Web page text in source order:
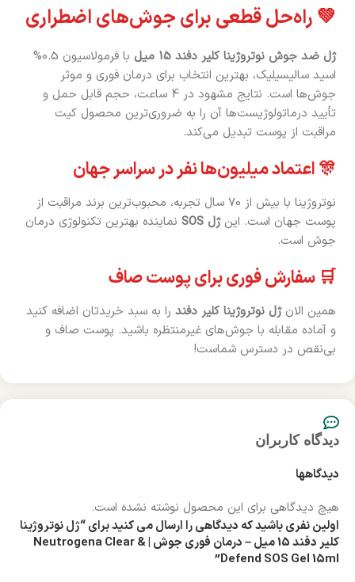
💚 راه‌حل قطعی برای جوش‌های اضطراری
ژل ضد جوش نوتروژینا کلیر دفند 15 میل
با فرمولاسیون 0.5%
اسید سالیسیلیک، بهترین انتخاب برای درمان فوری و موثر
جوش‌ها است. نتایج مشهود در 4 ساعت، حجم قابل حمل و
تأیید درماتولوژیست‌ها آن را به ضروری‌ترین محصول کیت
مراقبت از پوست تبدیل می‌کند.
🎊 اعتماد میلیون‌ها نفر در سراسر جهان
نوتروژینا با بیش از 70 سال تجربه، محبوب‌ترین برند مراقبت از
پوست جهان است. اینژل SOS
نماینده بهترین تکنولوژی درمان
جوش است.
🛒 سفارش فوری برای پوست صاف
همین الانژل نوتروژینا کلیر دفند را به سبد خریدتان اضافه کنید
و آماده مقابله با جوش‌های غیرمنتظره باشید. پوست صاف و
بی‌نقص در دسترس شماست!
دیدگاه کاربران
دیدگاهها
هیچ دیدگاهی برای این محصول نوشته نشده است.
اولین نفری باشید که دیدگاهی را ارسال می کنید برای “ژل نوتروژینا
کلیر دفند 15 میل – درمان فوری جوش | Neutrogena Clear &
Defend SOS Gel 15ml”